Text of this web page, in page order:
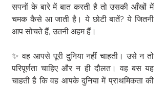
सपनों के बारे में बात करती है तो उसकी आँखों में
चमक कैसे आ जाती है। ये छोटी बातें? ये जितनी
आप सोचते हैं, उतनी अहम हैं।
✨ वह आपसे पूरी दुनिया नहीं चाहती। उसे न तो
परिपूर्णता चाहिए और न ही दौलत। वह बस यह
चाहती है कि वह आपके दुनिया में प्राथमिकता की